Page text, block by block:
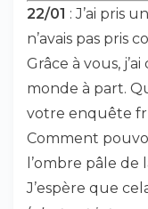
22/01 : J’ai pris
n’avais pas pris
Grâce à vous,
monde à part.
votre enquête
Comment
l’ombre pâle
J’espère que